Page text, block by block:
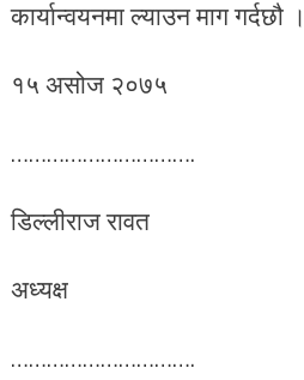
कार्यान्वयनमा ल्याउन माग गर्दछौ
१५ असोज २०७५
………………………….
डिल्लीराज रावत
अध्यक्ष
………………………….